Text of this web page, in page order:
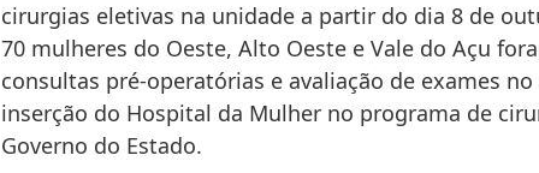
cirurgias eletivas na unidade a partir do dia 8 de
70 mulheres do Oeste, Alto Oeste e Vale do Açu
consultas pré-operatórias e avaliação de exames
inserção do Hospital da Mulher no programa de
Governo do Estado.